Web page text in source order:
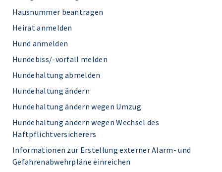
Hausnummer beantragen
Heirat anmelden
Hund anmelden
Hundebiss/-vorfall melden
Hundehaltung abmelden
Hundehaltung ändern
Hundehaltung ändern wegen Umzug
Hundehaltung ändern wegen Wechsel des
Haftpflichtversicherers
Informationen zur Erstellung externer Alarm- und
Gefahrenabwehrpläne einreichen